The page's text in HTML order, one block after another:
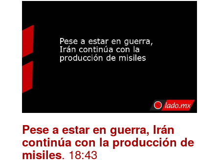
Pese a estar en guerra, Irán
continúa con la producción de
misiles. 18:43